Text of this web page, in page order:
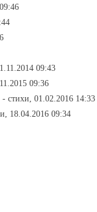
09:43
09:36
- стихи, 01.02.2016 14:33
18.04.2016 09:34